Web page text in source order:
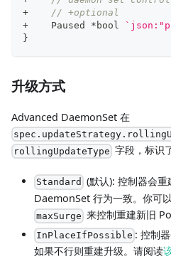
+
// +optional
+
    Paused
* bool
}
升级方式
Advanced DaemonSet 在
rollingUpdateType 字段，标识
Standard (默认): 控制器会
DaemonSet 行为一致。你可
maxSurge 来控制重建新旧
InPlaceIfPossible : 控制
如果不行则重建升级。请阅读